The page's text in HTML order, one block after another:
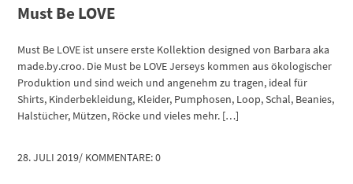
Must Be LOVE
Must Be LOVE ist unsere erste Kollektion designed von Barbara aka
made.by.croo. Die Must be LOVE Jerseys kommen aus ökologischer
Produktion und sind weich und angenehm zu tragen, ideal für
Shirts, Kinderbekleidung, Kleider, Pumphosen, Loop, Schal, Beanies,
Halstücher, Mützen, Röcke und vieles mehr. […]
28. JULI 2019/ KOMMENTARE: 0